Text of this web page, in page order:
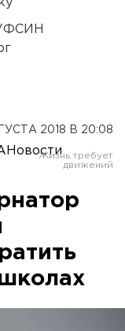
2018 В 20:08